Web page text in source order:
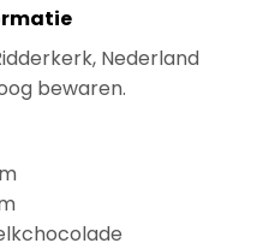
Nederland
bewaren.